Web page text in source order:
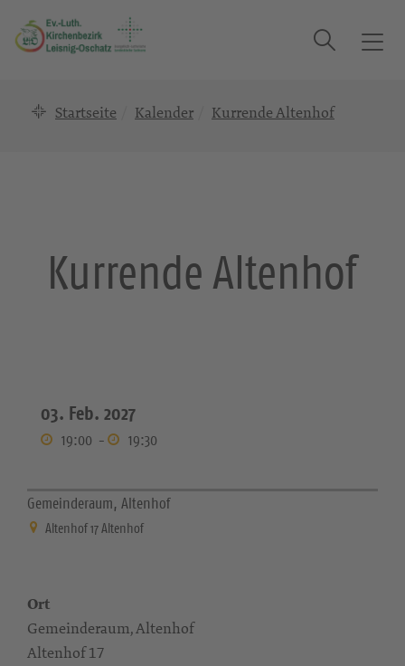
T
Suche
Startseite Kalender Kurrende Altenhof
Kurrende Altenhof
03. Feb. 2027
19:00 - 19:30
Gemeinderaum, Altenhof
Altenhof 17 Altenhof
Ort
Gemeinderaum, Altenhof
Altenhof 17